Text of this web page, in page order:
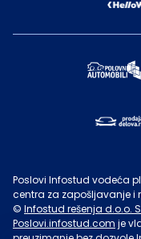
Poslovi Infostud vodeća
centra za zapošljavanje i
© Infostud rešenja d.o.o.
Poslovi.infostud.com je